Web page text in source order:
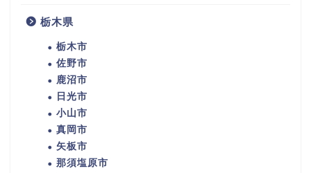
栃木県
栃木市
佐野市
鹿沼市
日光市
小山市
真岡市
矢板市
那須塩原市